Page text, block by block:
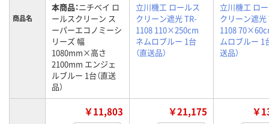
商品名
本商品：ニチベイ ロ
ールスクリーン ス
ーパーエコノミーシ
リーズ 幅
1080mm×高さ
2100mm エンジェ
ルブルー 1台（直送
品）
立川機工 ロールス
クリーン遮光 TR-
1108 110×250cm
ネムロブルー 1台
（直送品）
立川機工 ロ
クリーン遮光
1108
ムロブルー 1
送品）
￥11,803 ￥21,175 ￥